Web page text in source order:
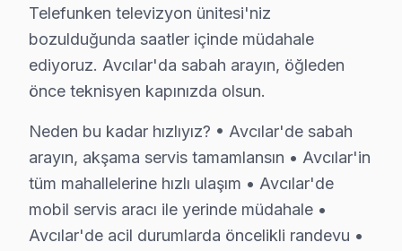
Avcılar'de Telefunken görüntüleme sistemi tamirinde
Avcılar servisinde işçilik garantisi: Telefunken tamiri
Telefunken parça garantisi: Avcılar'de değiştirdiğimiz
Garanti belgesi: Her Avcılar Telefunken tamiri sonrası
Avcılar servis sonrası erişim: "söz konusu model
Avcılar Telefunken Altyapı ve Arıza Profili
Avcılar'nin Üniversite bölgesi dokusu Telefunken
İstanbul Üniversitesi bölgesindeki konutlarda
Telefunken televizyon ünitesi'niz
bozulduğunda saatler içinde müdahale
ediyoruz. Avcılar'da sabah arayın, öğleden
önce teknisyen kapınızda olsun.
Neden bu kadar hızlıyız? • Avcılar'de sabah
arayın, akşama servis tamamlansın • Avcılar'in
tüm mahallelerine hızlı ulaşım • Avcılar'de
mobil servis aracı ile yerinde müdahale •
Avcılar'de acil durumlarda öncelikli randevu •